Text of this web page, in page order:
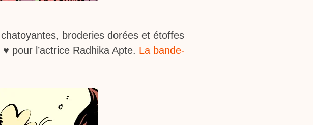
broderies dorées et étoffes
pour l’actrice Radhika Apte. La bande-